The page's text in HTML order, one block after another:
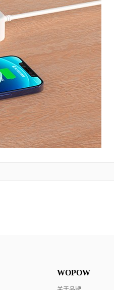
WOPOW